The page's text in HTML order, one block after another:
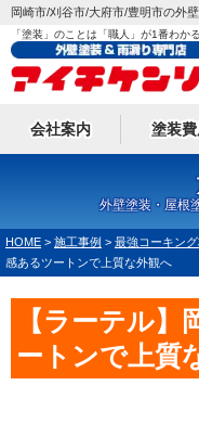
岡崎市/刈谷市/大府市/豊明市の外
「塗装」のことは「職人」が1番わかる
会社案内 塗装費
外壁塗装・屋根
HOME > 施工事例 > 最強コーキング
感あるツートンで上質な外観へ
【ラーテル】
ートンで上質